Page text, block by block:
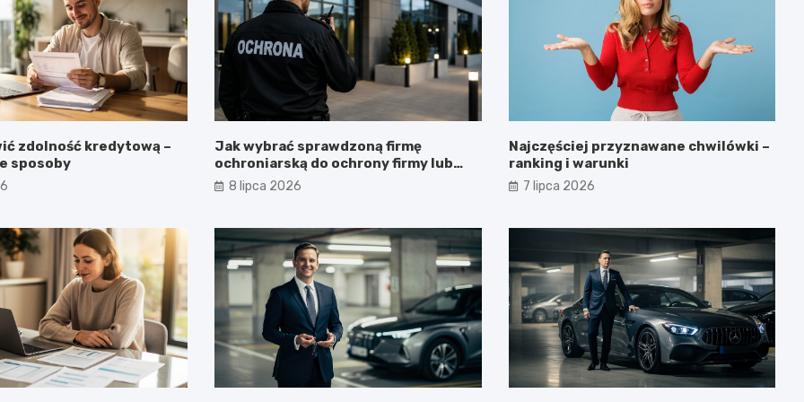
zdolność kredytową –
sposoby
Jak wybrać sprawdzoną firmę
ochroniarską do ochrony firmy lub
obiektu?
8 lipca 2026
Najczęściej przyznawane chwilówki –
ranking i warunki
7 lipca 2026